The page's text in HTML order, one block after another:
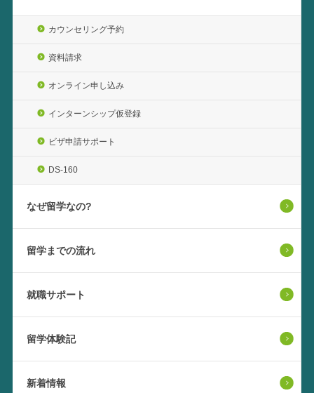
カウンセリング予約
資料請求
オンライン申し込み
インターンシップ仮登録
ビザ申請サポート
DS-160
なぜ留学なの?
留学までの流れ
就職サポート
留学体験記
新着情報